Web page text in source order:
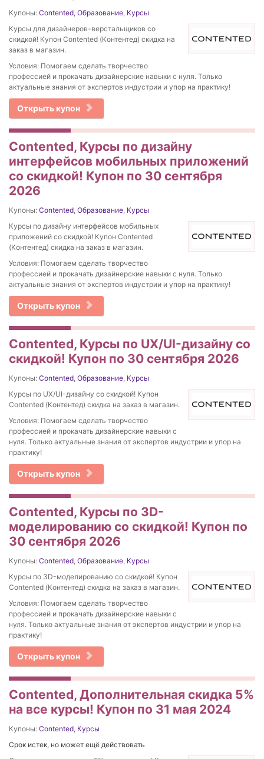
Купоны: Contented, Образование, Курсы
Курсы для дизайнеров-верстальщиков со
скидкой! Купон Contented (Контентед) скидка на
заказ в магазин.
Условия: Помогаем сделать творчество
профессией и прокачать дизайнерские навыки с нуля. Только
актуальные знания от экспертов индустрии и упор на практику!
Открыть купон
Contented, Курсы по дизайну
интерфейсов мобильных приложений
со скидкой! Купон по 30 сентября
2026
Купоны: Contented, Образование, Курсы
Курсы по дизайну интерфейсов мобильных
приложений со скидкой! Купон Contented
(Контентед) скидка на заказ в магазин.
Условия: Помогаем сделать творчество
профессией и прокачать дизайнерские навыки с нуля. Только
актуальные знания от экспертов индустрии и упор на практику!
Открыть купон
Contented, Курсы по UX/UI-дизайну со
скидкой! Купон по 30 сентября 2026
Купоны: Contented, Образование, Курсы
Курсы по UX/UI-дизайну со скидкой! Купон
Contented (Контентед) скидка на заказ в магазин.
Условия: Помогаем сделать творчество
профессией и прокачать дизайнерские навыки с
нуля. Только актуальные знания от экспертов индустрии и упор на
практику!
Открыть купон
Contented, Курсы по 3D-
моделированию со скидкой! Купон по
30 сентября 2026
Купоны: Contented, Образование, Курсы
Курсы по 3D-моделированию со скидкой! Купон
Contented (Контентед) скидка на заказ в магазин.
Условия: Помогаем сделать творчество
профессией и прокачать дизайнерские навыки с
нуля. Только актуальные знания от экспертов индустрии и упор на
практику!
Открыть купон
Contented, Дополнительная скидка 5%
на все курсы! Купон по 31 мая 2024
Купоны: Contented, Курсы
Срок истек, но может ещё действовать